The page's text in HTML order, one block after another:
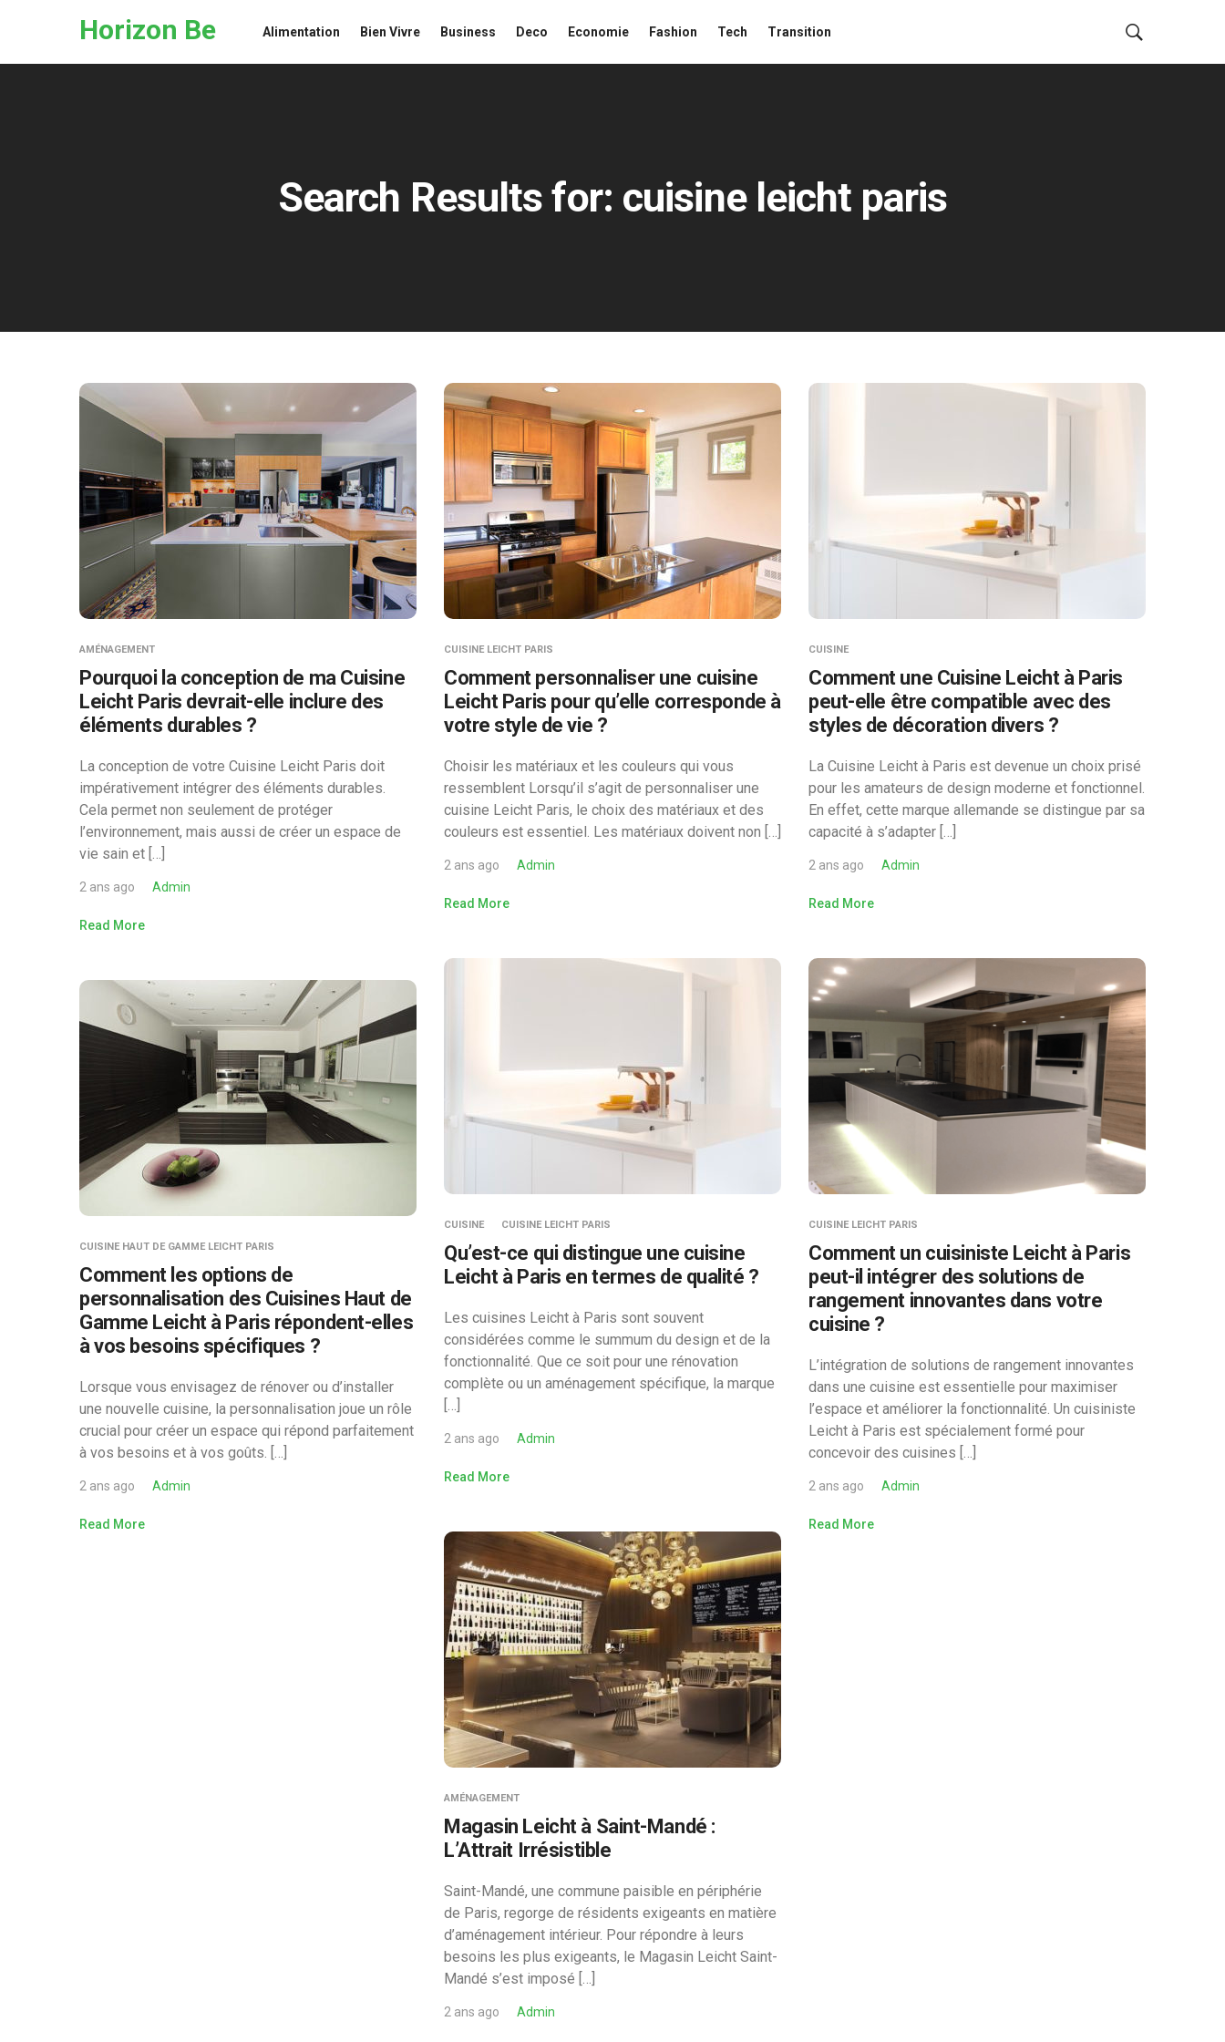
Horizon Be Alimentation Bien Vivre Business Deco Economie Fashion Tech Transition
Search Results for: cuisine leicht paris
AMÉNAGEMENT
Pourquoi la conception de ma Cuisine
Leicht Paris devrait-elle inclure des
éléments durables ?
La conception de votre Cuisine Leicht Paris doit
impérativement intégrer des éléments durables.
Cela permet non seulement de protéger
l’environnement, mais aussi de créer un espace de
vie sain et […]
2 ans ago Admin
Read More
CUISINE LEICHT PARIS
Comment personnaliser une cuisine
Leicht Paris pour qu’elle corresponde à
votre style de vie ?
Choisir les matériaux et les couleurs qui vous
ressemblent Lorsqu’il s’agit de personnaliser une
cuisine Leicht Paris, le choix des matériaux et des
couleurs est essentiel. Les matériaux doivent non […]
2 ans ago Admin
Read More
CUISINE
Comment une Cuisine Leicht à Paris
peut-elle être compatible avec des
styles de décoration divers ?
La Cuisine Leicht à Paris est devenue un choix prisé
pour les amateurs de design moderne et fonctionnel.
En effet, cette marque allemande se distingue par sa
capacité à s’adapter […]
2 ans ago Admin
Read More
CUISINE CUISINE LEICHT PARIS
Qu’est-ce qui distingue une cuisine
Leicht à Paris en termes de qualité ?
Les cuisines Leicht à Paris sont souvent
considérées comme le summum du design et de la
fonctionnalité. Que ce soit pour une rénovation
complète ou un aménagement spécifique, la marque
[…]
2 ans ago Admin
Read More
CUISINE LEICHT PARIS
Comment un cuisiniste Leicht à Paris
peut-il intégrer des solutions de
rangement innovantes dans votre
cuisine ?
L’intégration de solutions de rangement innovantes
dans une cuisine est essentielle pour maximiser
l’espace et améliorer la fonctionnalité. Un cuisiniste
Leicht à Paris est spécialement formé pour
concevoir des cuisines […]
2 ans ago Admin
Read More
CUISINE HAUT DE GAMME LEICHT PARIS
Comment les options de
personnalisation des Cuisines Haut de
Gamme Leicht à Paris répondent-elles
à vos besoins spécifiques ?
Lorsque vous envisagez de rénover ou d’installer
une nouvelle cuisine, la personnalisation joue un rôle
crucial pour créer un espace qui répond parfaitement
à vos besoins et à vos goûts. […]
2 ans ago Admin
Read More
AMÉNAGEMENT
Magasin Leicht à Saint-Mandé :
L’Attrait Irrésistible
Saint-Mandé, une commune paisible en périphérie
de Paris, regorge de résidents exigeants en matière
d’aménagement intérieur. Pour répondre à leurs
besoins les plus exigeants, le Magasin Leicht Saint-
Mandé s’est imposé […]
2 ans ago Admin